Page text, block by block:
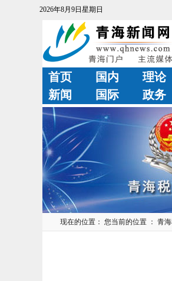
2026年8月9日星期日
首页 国内 理论
新闻
国际 政务
现在的位置： 您当前的位置 ： 青